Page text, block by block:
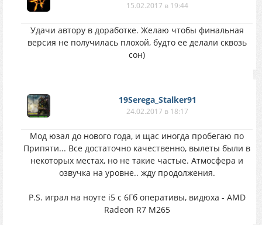
15.02.2017 в 19:44
Удачи автору в доработке. Желаю чтобы финальная
версия не получилась плохой, будто ее делали сквозь
сон)
19Serega_Stalker91
24.02.2017 в 18:17
Мод юзал до нового года, и щас иногда пробегаю по
Припяти... Все достаточно качественно, вылеты были в
некоторых местах, но не такие частые. Атмосфера и
озвучка на уровне.. жду продолжения.
P.S. играл на ноуте i5 с 6Гб оперативы, видюха - AMD
Radeon R7 M265